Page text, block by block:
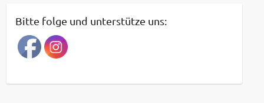
r
a
g
a
Bitte folge und unterstütze uns: